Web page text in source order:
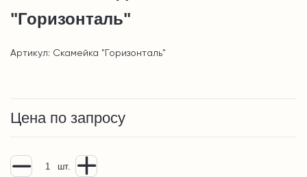
"Горизонталь"
Артикул: Скамейка "Горизонталь"
Цена по запросу
шт.